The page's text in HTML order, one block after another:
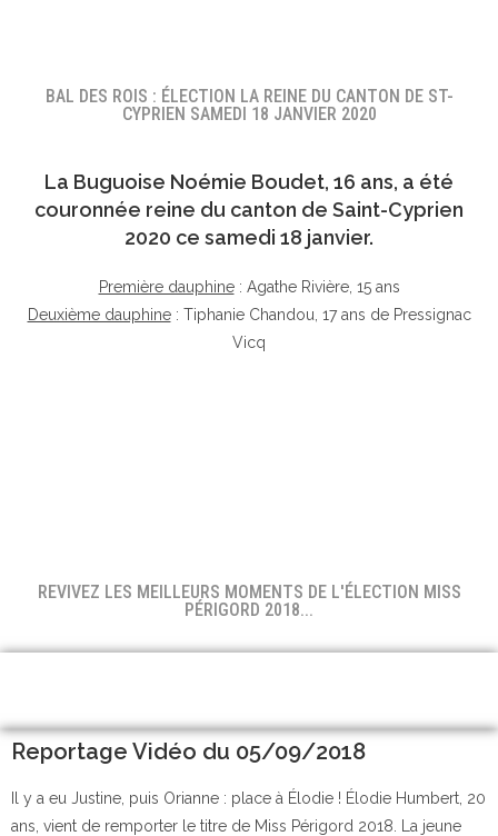
BAL DES ROIS : ÉLECTION LA REINE DU CANTON DE ST-
CYPRIEN SAMEDI 18 JANVIER 2020
La Buguoise Noémie Boudet, 16 ans, a été
couronnée reine du canton de Saint-Cyprien
2020 ce samedi 18 janvier.
Première dauphine: Agathe Rivière, 15 ans
Deuxième dauphine: Tiphanie Chandou, 17 ans de Pressignac
Vicq
REVIVEZ LES MEILLEURS MOMENTS DE L'ÉLECTION MISS
PÉRIGORD 2018...
Reportage Vidéo du 05/09/2018
Il y a eu Justine, puis Orianne : place à Élodie ! Élodie Humbert, 20
ans, vient de remporter le titre de Miss Périgord 2018. La jeune